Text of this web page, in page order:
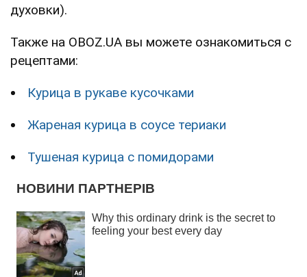
духовки).
Также на OBOZ.UA вы можете ознакомиться с
рецептами:
Курица в рукаве кусочками
Жареная курица в соусе териаки
Тушеная курица с помидорами